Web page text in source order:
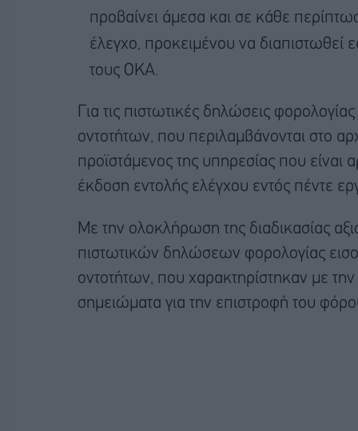
προβαίνει άμεσα και σε κάθε
έλεγχο, προκειμένου να διαπιστωθεί
τους ΟΚΑ.
Για τις πιστωτικές δηλώσεις
οντοτήτων, που περιλαμβάνονται στο
προϊστάμενος της υπηρεσίας που είναι
έκδοση εντολής ελέγχου εντός πέντε
Με την ολοκλήρωση της διαδικασίας
πιστωτικών δηλώσεων φορολογίας
οντοτήτων, που χαρακτηρίστηκαν με
σημειώματα για την επιστροφή του